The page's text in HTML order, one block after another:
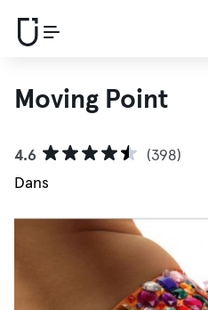
Moving Point
4.6
(398)
Dans